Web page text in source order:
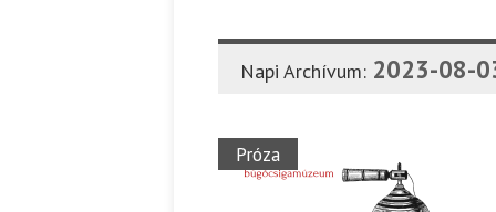
Napi Archívum: 2023-08-
Próza